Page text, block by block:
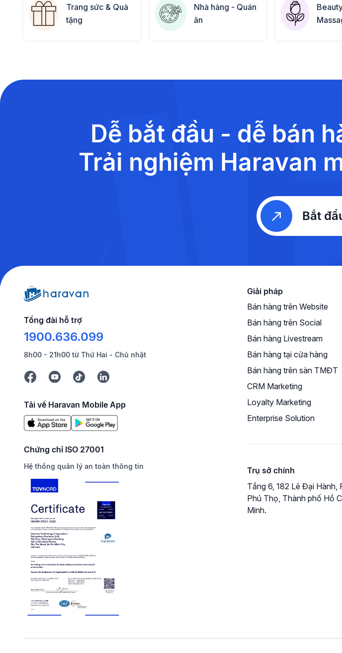
Trang sức & Quà
tặng
Nhà hàng - Quán
ăn
Dễ bắt đầu - dễ bán
Trải nghiệm Haravan
Bắt
Tổng đài hỗ trợ
1900.636.099
8h00 - 21h00 từ Thứ Hai - Chủ nhật
Tải về Haravan Mobile App
Chứng chỉ ISO 27001
Hệ thống quản lý an toàn thông tin
Giải pháp
Bán hàng trên Website
Bán hàng trên Social
Bán hàng Livestream
Bán hàng tại cửa hàng
Bán hàng trên sàn TMĐT
CRM Marketing
Loyalty Marketing
Enterprise Solution
Trụ sở chính
Tầng 6, 182 Lê Đại Hành,
Phú Thọ, Thành phố Hồ
Minh.